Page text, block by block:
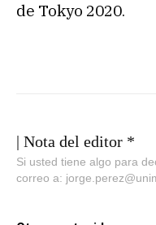
de Tokyo 2020.
| Nota del editor *
Si usted tiene algo para
correo a: